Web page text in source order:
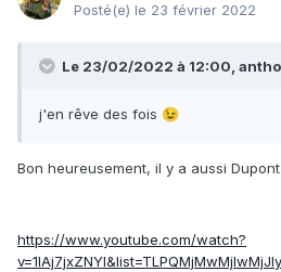
Posté(e) le 23 février 2022
Le 23/02/2022 à 12:00,
j'en rêve des fois 😉
Bon heureusement, il y a aussi
https://www.youtube.com/watch?